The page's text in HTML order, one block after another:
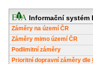
Informační systém
Záměry na území ČR
Záměry mimo území ČR
Podlimitní záměry
Prioritní dopravní záměry dle